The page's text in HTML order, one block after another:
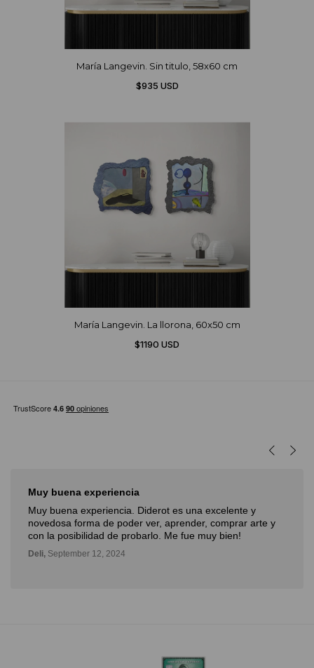
María Langevin. Sin titulo, 58x60 cm
$935 USD
María Langevin. La llorona, 60x50 cm
$1190 USD
Muy buena experiencia
Muy buena experiencia. Diderot es una excelente y
novedosa forma de poder ver, aprender, comprar arte y
con la posibilidad de probarlo. Me fue muy bien!
Deli, September 12, 2024